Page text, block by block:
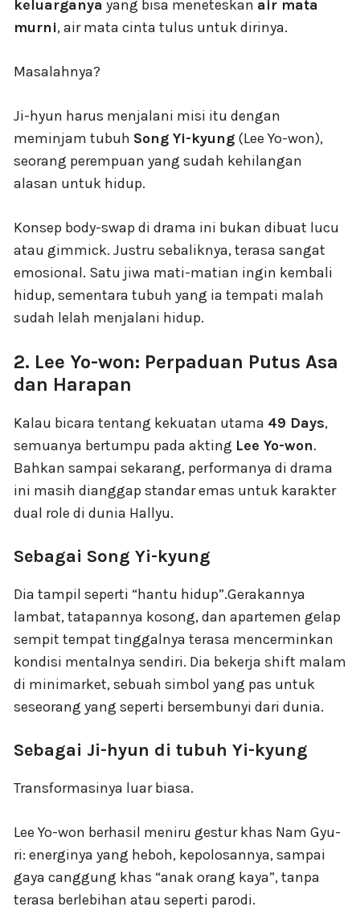
keluarganya yang bisa meneteskan air mata
murni, air mata cinta tulus untuk dirinya.
Masalahnya?
Ji-hyun harus menjalani misi itu dengan
meminjam tubuh Song Yi-kyung (Lee Yo-won),
seorang perempuan yang sudah kehilangan
alasan untuk hidup.
Konsep body-swap di drama ini bukan dibuat lucu
atau gimmick. Justru sebaliknya, terasa sangat
emosional. Satu jiwa mati-matian ingin kembali
hidup, sementara tubuh yang ia tempati malah
sudah lelah menjalani hidup.
2. Lee Yo-won: Perpaduan Putus Asa
dan Harapan
Kalau bicara tentang kekuatan utama 49 Days,
semuanya bertumpu pada akting Lee Yo-won.
Bahkan sampai sekarang, performanya di drama
ini masih dianggap standar emas untuk karakter
dual role di dunia Hallyu.
Sebagai Song Yi-kyung
Dia tampil seperti “hantu hidup”.Gerakannya
lambat, tatapannya kosong, dan apartemen gelap
sempit tempat tinggalnya terasa mencerminkan
kondisi mentalnya sendiri. Dia bekerja shift malam
di minimarket, sebuah simbol yang pas untuk
seseorang yang seperti bersembunyi dari dunia.
Sebagai Ji-hyun di tubuh Yi-kyung
Transformasinya luar biasa.
Lee Yo-won berhasil meniru gestur khas Nam Gyu-
ri: energinya yang heboh, kepolosannya, sampai
gaya canggung khas “anak orang kaya”, tanpa
terasa berlebihan atau seperti parodi.